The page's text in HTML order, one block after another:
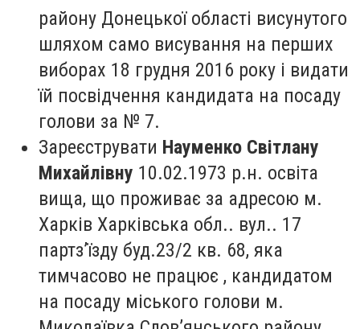
району Донецької області висунутого
шляхом само висування на перших
виборах 18 грудня 2016 року і видати
їй посвідчення кандидата на посаду
голови за № 7.
Зареєструвати Науменко Світлану
Михайлівну 10.02.1973 р.н. освіта
вища, що проживає за адресою м.
Харків Харківська обл.. вул.. 17
партз’їзду буд.23/2 кв. 68, яка
тимчасово не працює , кандидатом
на посаду міського голови м.